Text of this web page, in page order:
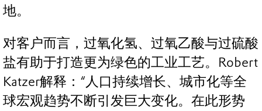
地。
对客户而言，过氧化氢、过氧乙酸与过硫酸
盐有助于打造更为绿色的工业工艺。Robert
Katzer解释：“人口持续增长、城市化等全
球宏观趋势不断引发巨大变化。在此形势